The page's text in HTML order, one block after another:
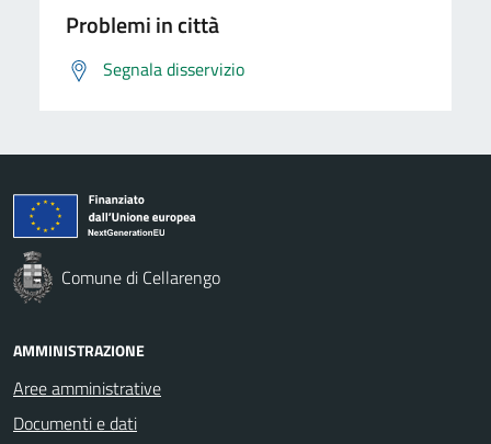
Problemi in città
Segnala disservizio
Comune di Cellarengo
AMMINISTRAZIONE
Aree amministrative
Documenti e dati